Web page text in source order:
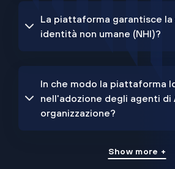
La piattaforma garantisce la
identità non umane (NHI)?
In che modo la piattaforma
nell'adozione degli agenti di
organizzazione?
Show more +